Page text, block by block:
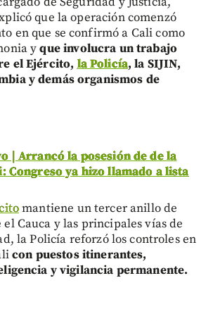
que la operación comenzó
en que se confirmó a Cali como
yque involucra un trabajo
el Ejército, la Policía, la SIJIN,
y demás organismos de
| Arrancó la posesión de de la
Congreso ya hizo llamado a lista
mantiene un tercer anillo de
Cauca y las principales vías de
la Policía reforzó los controles en
con puestos itinerantes,
y vigilancia permanente.